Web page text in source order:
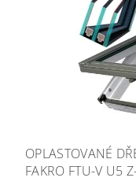
OPLASTOVANÉ
FAKRO FTU-V U5